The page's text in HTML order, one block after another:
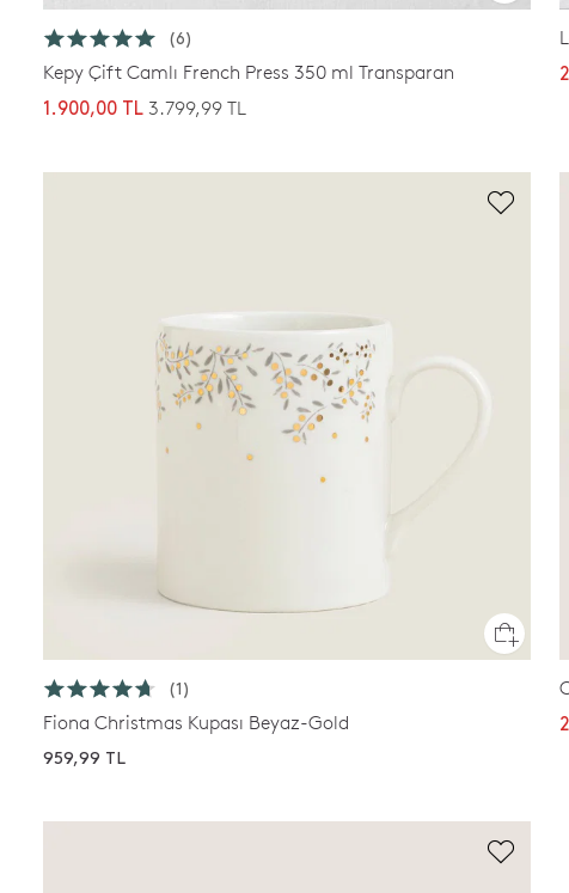
(6)
Kepy Çift Camlı French Press 350 ml Transparan
1.900,00 TL 3.799,99 TL
(1)
Fiona Christmas Kupası Beyaz-Gold
959,99 TL